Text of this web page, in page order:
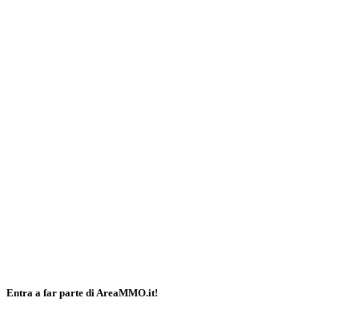
Entra a far parte di AreaMMO.it!